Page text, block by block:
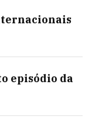
episódio da